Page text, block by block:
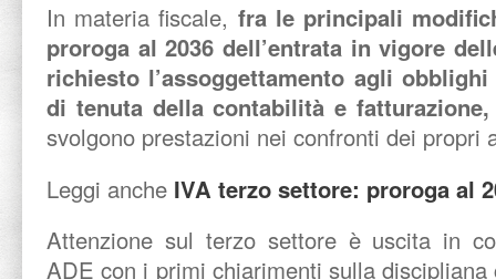
In materia fiscale, fra le principali
proroga al 2036 dell’entrata in vigore
richiesto l’assoggettamento agli
di tenuta della contabilità e
svolgono prestazioni nei confronti dei propri
Leggi anche IVA terzo settore: proroga al
Attenzione sul terzo settore è uscita in
ADE con i primi chiarimenti sulla discipliana